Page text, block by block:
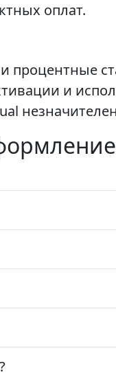
оплат.
процентные
и